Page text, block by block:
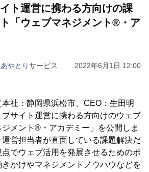
ト運営に携わる方向けの課
「ウェブマネジメント®・ア
やとりサービス 2022年6月1日 12:00
社：静岡県浜松市、CEO：生田明
サイト運営に携わる方向けのウェブ
メント®・アカデミー」を公開しま
営担当者が直面している課題解決だ
でウェブ活用を発展させるためのポ
かけやマネジメントノウハウなどを